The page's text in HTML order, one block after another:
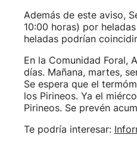
Además de este aviso,
10:00 horas) por
heladas podrían
En la Comunidad Foral,
días. Mañana, martes,
Se espera que el
los Pirineos. Ya el
Pirineos. Se prevén
Te podría interesar: